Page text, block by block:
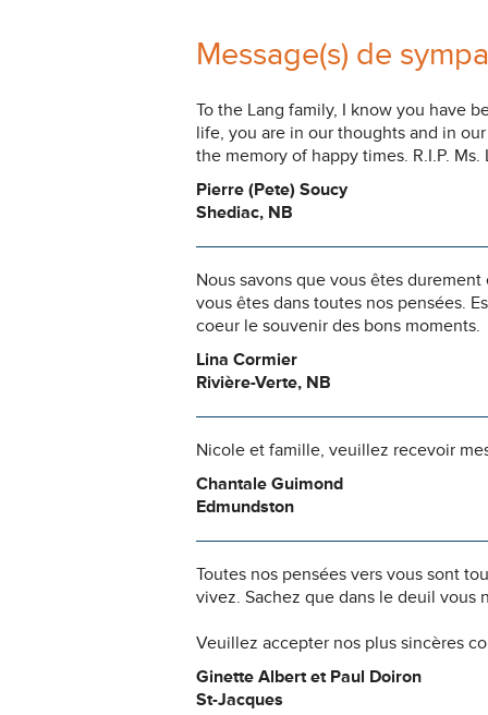
Message(s) de
To the Lang family, I know you have
life, you are in our thoughts and in
the memory of happy times. R.I.P. Ms.
Pierre (Pete) Soucy
Shediac, NB
Nous savons que vous êtes
vous êtes dans toutes nos pensées.
coeur le souvenir des bons moments.
Lina Cormier
Rivière-Verte, NB
Nicole et famille, veuillez recevoir
Chantale Guimond
Edmundston
Toutes nos pensées vers vous sont
vivez. Sachez que dans le deuil vous
Veuillez accepter nos plus sincères
Ginette Albert et Paul Doiron
St-Jacques